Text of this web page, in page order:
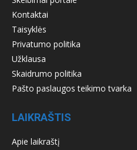
Kontaktai
Taisyklės
Privatumo politika
Užklausa
Skaidrumo politika
Pašto paslaugos teikimo tvarka
LAIKRAŠTIS
Apie laikraštį